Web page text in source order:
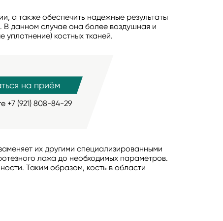
а также обеспечить надежные результаты
В данном случае она более воздушная и
костных тканей.
на приём
+7 (921) 808-84-29
их другими специализированными
ложа до необходимых параметров.
Таким образом, кость в области